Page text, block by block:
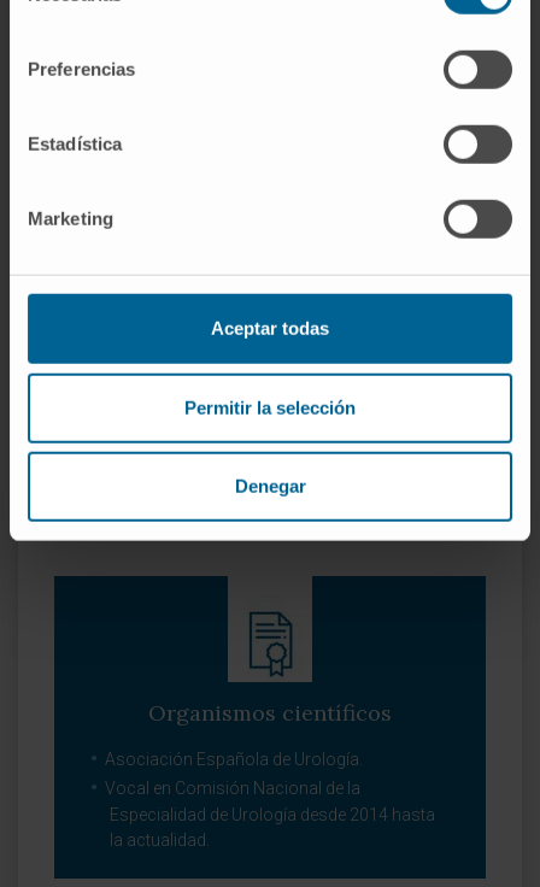
Preferencias
Estadística
Marketing
Aceptar todas
Permitir la selección
Denegar
(residentes de Urología) del Departamento
Profesor Colaborador de la Universidad de
Suelo Pélvico y diagnóstico diferencial.
Responsable de Clínica Práctica VI.
En investigación
Organismos científicos
Asociación Española de Urología.
Vocal en Comisión Nacional de la
Especialidad de Urología desde 2014 hasta
la actualidad.